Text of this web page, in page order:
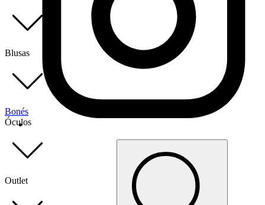
Blusas
Bonés
Óculos
Outlet